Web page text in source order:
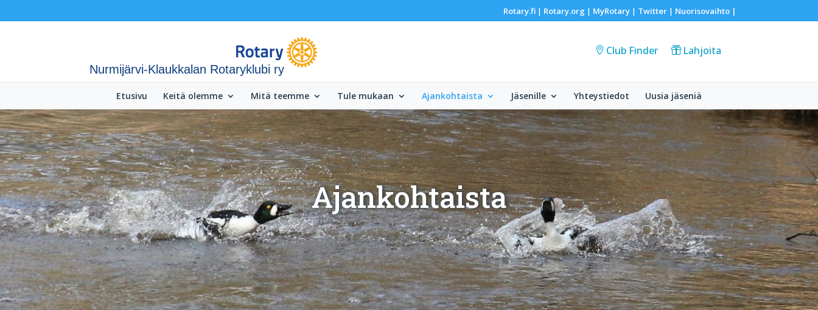
Rotary.fi| Rotary.org | MyRotary| Twitter| Nuorisovaihto|
Nurmijärvi-Klaukkalan Rotaryklubi ry
Club Finder Lahjoita
Etusivu Keitä olemme Mitä teemme Tule mukaan Ajankohtaista Jäsenille Yhteystiedot Uusia jäseniä
Ajankohtaista